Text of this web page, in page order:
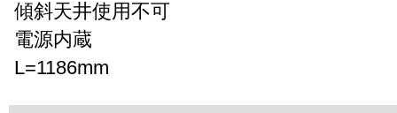
傾斜天井使用不可
電源内蔵
L=1186mm